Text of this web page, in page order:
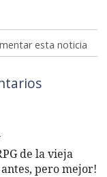
esta noticia
de la vieja
antes, pero mejor!